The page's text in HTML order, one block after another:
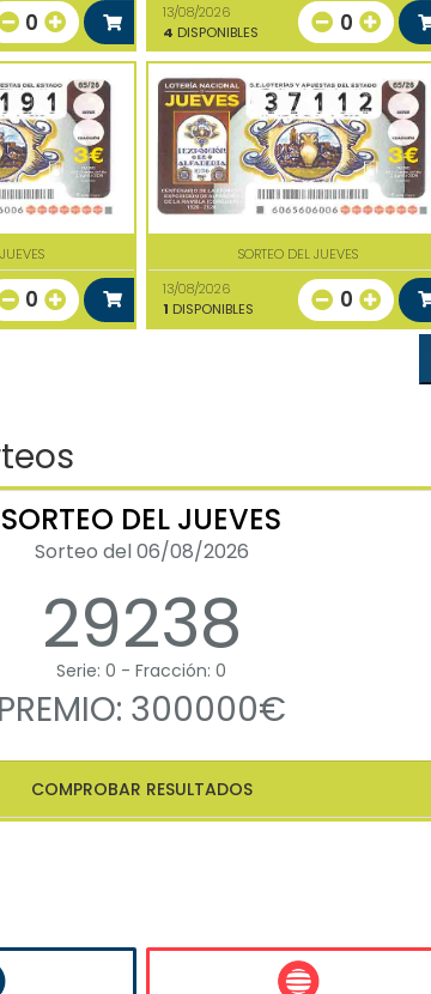
0
13/08/2026
4 DISPONIBLES 0
0
SORTEO DEL JUEVES
13/08/2026
1 DISPONIBLES 0
SORTEO DEL JUEVES
Sorteo del 06/08/2026
29238
Serie: 0 - Fracción: 0
PREMIO: 300000€
COMPROBAR RESULTADOS